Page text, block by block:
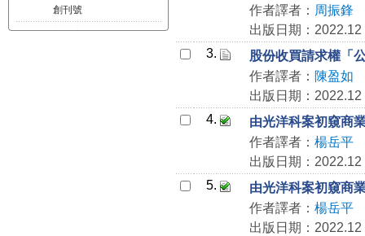
創刊號
作者譯者： 周振鋒
出版日期：2022.12
3.
股份收買請求權「
作者譯者： 陳盈如
出版日期：2022.12
4.
由光洋科案初窺商
作者譯者： 楊岳平
出版日期：2022.12
5.
由光洋科案初窺商
作者譯者： 楊岳平
出版日期：2022.12